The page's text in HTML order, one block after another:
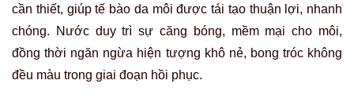
cần thiết, giúp tế bào da môi được tái tạo thuận lợi, nhanh
chóng. Nước duy trì sự căng bóng, mềm mại cho môi,
đồng thời ngăn ngừa hiện tượng khô nẻ, bong tróc không
đều màu trong giai đoạn hồi phục.